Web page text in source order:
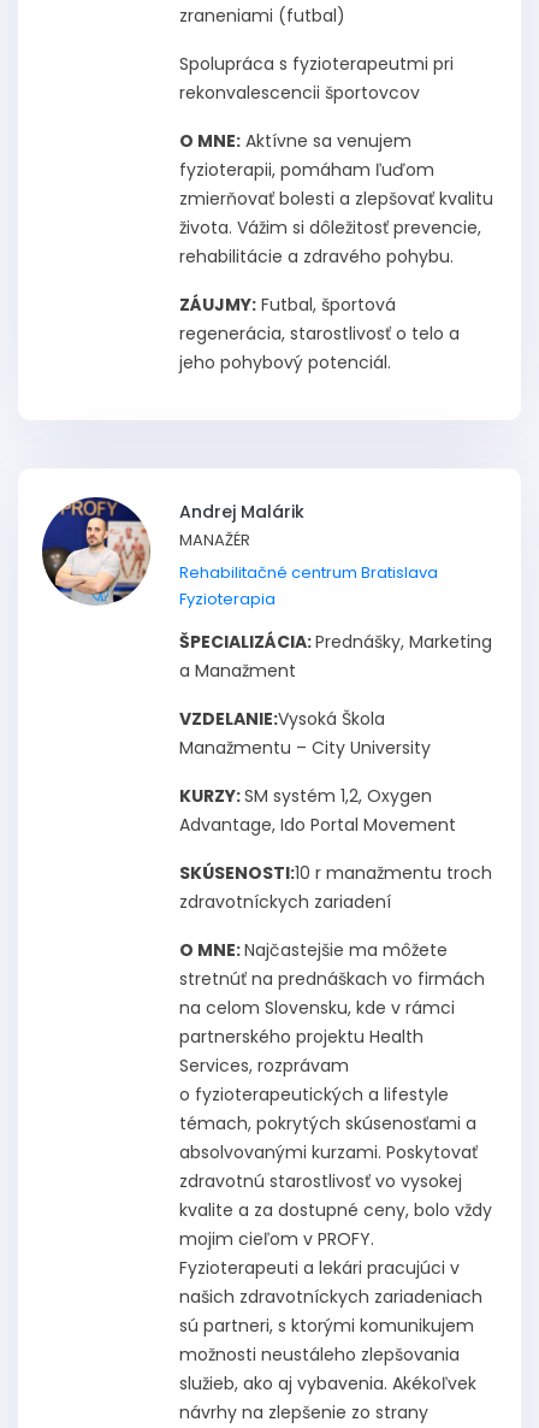
zraneniami (futbal)
Spolupráca s fyzioterapeutmi pri
rekonvalescencii športovcov
O MNE: Aktívne sa venujem
fyzioterapii, pomáham ľuďom
zmierňovať bolesti a zlepšovať kvalitu
života. Vážim si dôležitosť prevencie,
rehabilitácie a zdravého pohybu.
ZÁUJMY: Futbal, športová
regenerácia, starostlivosť o telo a
jeho pohybový potenciál.
Andrej Malárik
MANAŽÉR
Rehabilitačné centrum Bratislava
Fyzioterapia
ŠPECIALIZÁCIA:Prednášky, Marketing
a Manažment
VZDELANIE:Vysoká Škola
Manažmentu – City University
KURZY:SM systém 1,2, Oxygen
Advantage, Ido Portal Movement
SKÚSENOSTI:10 r manažmentu troch
zdravotníckych zariadení
O MNE:Najčastejšie ma môžete
stretnúť na prednáškach vo firmách
na celom Slovensku, kde v rámci
partnerského projektu Health
Services, rozprávam
o fyzioterapeutických a lifestyle
témach, pokrytých skúsenosťami a
absolvovanými kurzami. Poskytovať
zdravotnú starostlivosť vo vysokej
kvalite a za dostupné ceny, bolo vždy
mojim cieľom v PROFY.
Fyzioterapeuti a lekári pracujúci v
našich zdravotníckych zariadeniach
sú partneri, s ktorými komunikujem
možnosti neustáleho zlepšovania
služieb, ako aj vybavenia. Akékoľvek
návrhy na zlepšenie zo strany